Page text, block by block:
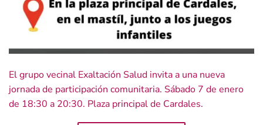
El grupo vecinal Exaltación Salud invita a una nueva
jornada de participación comunitaria. Sábado 7 de enero
de 18:30 a 20:30. Plaza principal de Cardales.